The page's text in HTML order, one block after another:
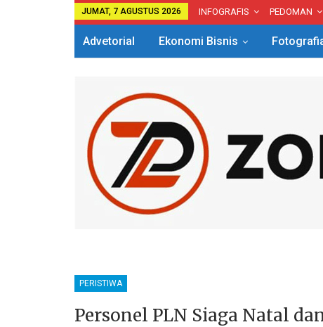
JUMAT, 7 AGUSTUS 2026 INFOGRAFIS PEDOMAN
Advetorial Ekonomi Bisnis
PERISTIWA
Personel PLN Siaga Natal